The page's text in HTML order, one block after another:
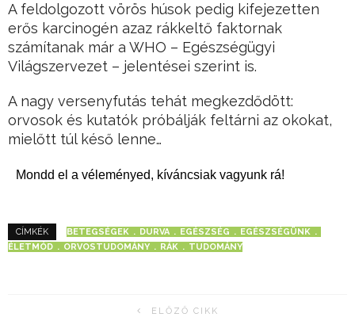
A feldolgozott vörös húsok pedig kifejezetten
erős karcinogén azaz rákkeltő faktornak
számítanak már a WHO – Egészségügyi
Világszervezet – jelentései szerint is.
A nagy versenyfutás tehát megkezdődött:
orvosok és kutatók próbálják feltárni az okokat,
mielőtt túl késő lenne…
Mondd el a véleményed, kíváncsiak vagyunk rá!
CÍMKÉK BETEGSÉGEK DURVA EGÉSZSÉG
EGÉSZSÉGÜNK
ÉLETMÓD
ORVOSTUDOMÁNY RÁK TUDOMÁNY
ELŐZŐ CIKK